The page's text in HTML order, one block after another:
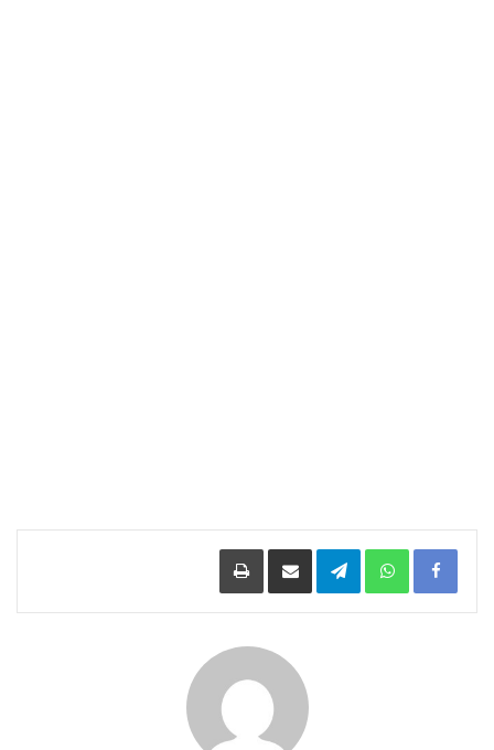
Facebook
WhatsApp
Telegramمشاركة عبر البريد طباعة